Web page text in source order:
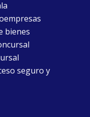
bienes
seguro y